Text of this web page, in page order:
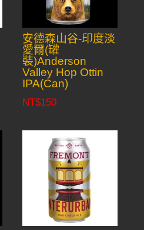
安德森山谷-印度淡
愛爾(罐
裝)Anderson
Valley Hop Ottin
IPA(Can)
NT$150